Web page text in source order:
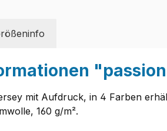
mit Aufdruck, in 4 Farben
160 g/m².